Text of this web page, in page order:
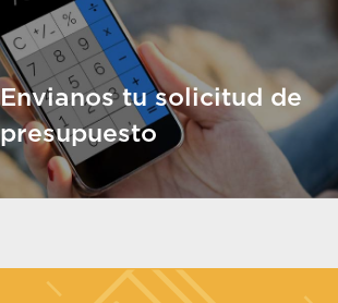
Envianos tu solicitud de
presupuesto